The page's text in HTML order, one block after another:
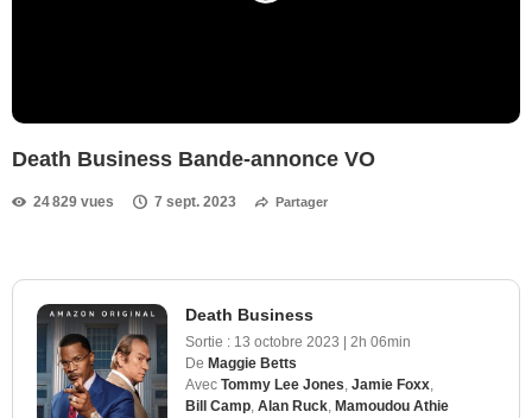
Death Business Bande-annonce VO
24 829 vues 7 sept. 2023 Partager
Death Business
Sortie : 13 octobre 2023 | 2h 06min
De Maggie Betts
Avec Tommy Lee Jones Jamie Foxx
Bill Camp Alan Ruck Mamoudou Athie